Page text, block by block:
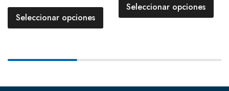
Seleccionar opciones
Seleccionar opciones